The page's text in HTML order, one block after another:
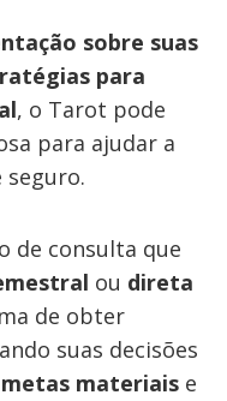
sobre suas
para
, o Tarot pode
para ajudar a
de consulta que
ou direta
de obter
suas decisões
metas materiais e